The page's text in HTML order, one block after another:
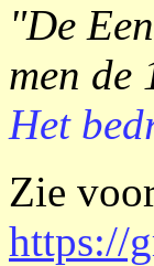
"De
men de
Het
Zie
https://